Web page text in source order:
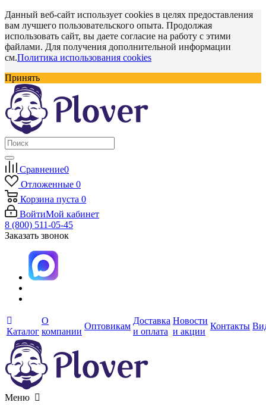
Данный веб-сайт использует cookies в целях предоставления
вам лучшего пользовательского опыта. Продолжая
использовать сайт, вы даете согласие на работу с этими
файлами. Для получения дополнительной информации
см.Политика использования cookies
Принять
Сравнение0
Отложенные 0
Корзина пуста 0
ВойтиМой кабинет
8 (800) 511-05-45
Заказать звонок
Каталог
О
компании
Оптовикам
Доставка
и оплата
Новости
и акции
Контакты
Меню